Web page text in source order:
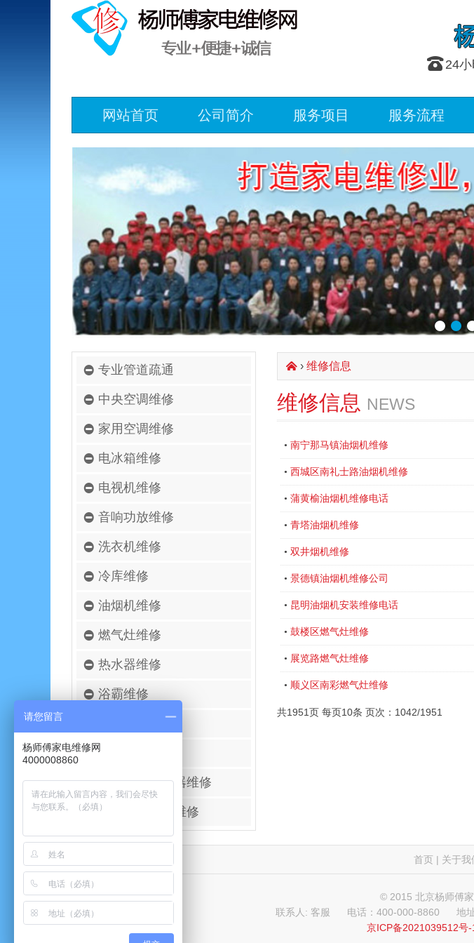
󰇯 24
网站首页 公司简介 服务项目 服务流程
专业管道疏通
中央空调维修
家用空调维修
电冰箱维修
电视机维修
音响功放维修
洗衣机维修
冷库维修
油烟机维修
燃气灶维修
热水器维修
浴霸维修
壁挂炉维修
进口空气净化器维修
太阳能热水器维修
󰄫› 维修信息
维修信息 NEWS
• 南宁那马镇油烟机维修
• 西城区南礼士路油烟机维修
• 蒲黄榆油烟机维修电话
• 青塔油烟机维修
• 双井烟机维修
• 景德镇油烟机维修公司
• 昆明油烟机安装维修电话
• 鼓楼区燃气灶维修
• 展览路燃气灶维修
• 顺义区南彩燃气灶维修
共1951页 每页10条 页次：1042/1951
首页 | 关于我
© 2015 北京杨师傅
联系人: 客服
电话：400-000-8860
地
京ICP备2021039512号-
请您留言
杨师傅家电维修网
4000008860